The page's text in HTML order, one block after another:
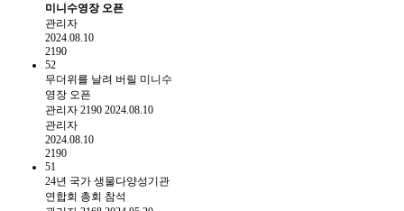
미니수영장 오픈
관리자
2024.08.10
2190
52
무더위를 날려 버릴 미니수
영장 오픈
관리자 2190 2024.08.10
관리자
2024.08.10
2190
51
24년 국가 생물다양성기관
연합회 총회 참석